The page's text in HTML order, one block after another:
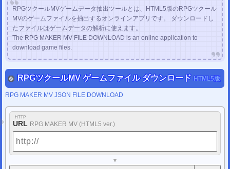
2020/06/13
WiiVCセーブデータ変換ツール を公開しました。
Wiiドラクエ1・2・3セーブデータ変換ツール を公開しました。
Wiiセーブデータゲームタイトル確認ツール を公開しました。
PCゲーム セーブデータ変換ツール
( 隻狼 (SEKIRO) サイコブレイク2 ブラッドステインド ホロウナイト
エンター・ザ・ガンジョ
PCゲーム チェックサム修正ツールを更新しました。
メトロエクソダス
など 追加 )
PCゲーム チェックサム修正ツールを更新しました。
PC ファイナルファンタジーVII チェックサム修正ツール
PC バイオハザード4 チェックサム修正ツール
その他の日本語未対応ゲーム
2020/02/20
PCゲーム チェックサム修正ツールを公開しました。(改造補助ツール)
RPGツクールMVゲームデータ抽出ツールとは、HTML5版のRPGツクール
MVのゲームファイルを抽出するオンラインアプリです。 ダウンロードし
たファイルはゲームデータの解析に使えます。
The RPG MAKER MV FILE DOWNLOAD is an online application to
download game files.
RPGツクールMV ゲームファイル ダウンロードHTML5版
RPG MAKER MV JSON FILE DOWNLOAD
URL
HTTP
RPG MAKER MV (HTML5 ver.)
▼